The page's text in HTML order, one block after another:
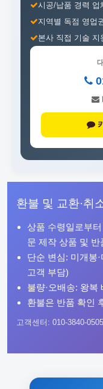
시공/납품 경력 업
지역별 독점 영업
본사 직접 기술 지
환불 및 교환·취
상품 수령일로부터
문 제작 상품 및
단순 변심: 미개봉
고객 부담)
불량·오배송: 왕복
환불은 반품 확인
고객센터: 010-3840-